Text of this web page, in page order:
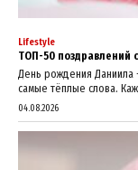
Lifestyle
ТОП-50 поздравлений
День рождения Даниила
самые тёплые слова.
04.08.2026